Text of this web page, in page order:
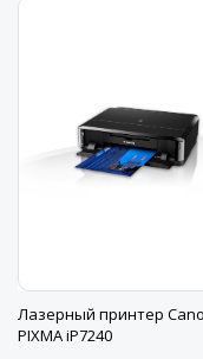
Лазерный принтер
PIXMA iP7240